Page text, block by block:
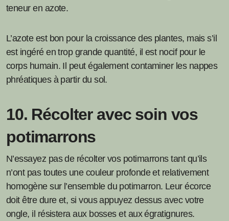
teneur en azote.
L’azote est bon pour la croissance des plantes, mais s’il
est ingéré en trop grande quantité, il est nocif pour le
corps humain. Il peut également contaminer les nappes
phréatiques à partir du sol.
10. Récolter avec soin vos
potimarrons
N’essayez pas de récolter vos potimarrons tant qu’ils
n’ont pas toutes une couleur profonde et relativement
homogène sur l’ensemble du potimarron. Leur écorce
doit être dure et, si vous appuyez dessus avec votre
ongle, il résistera aux bosses et aux égratignures.